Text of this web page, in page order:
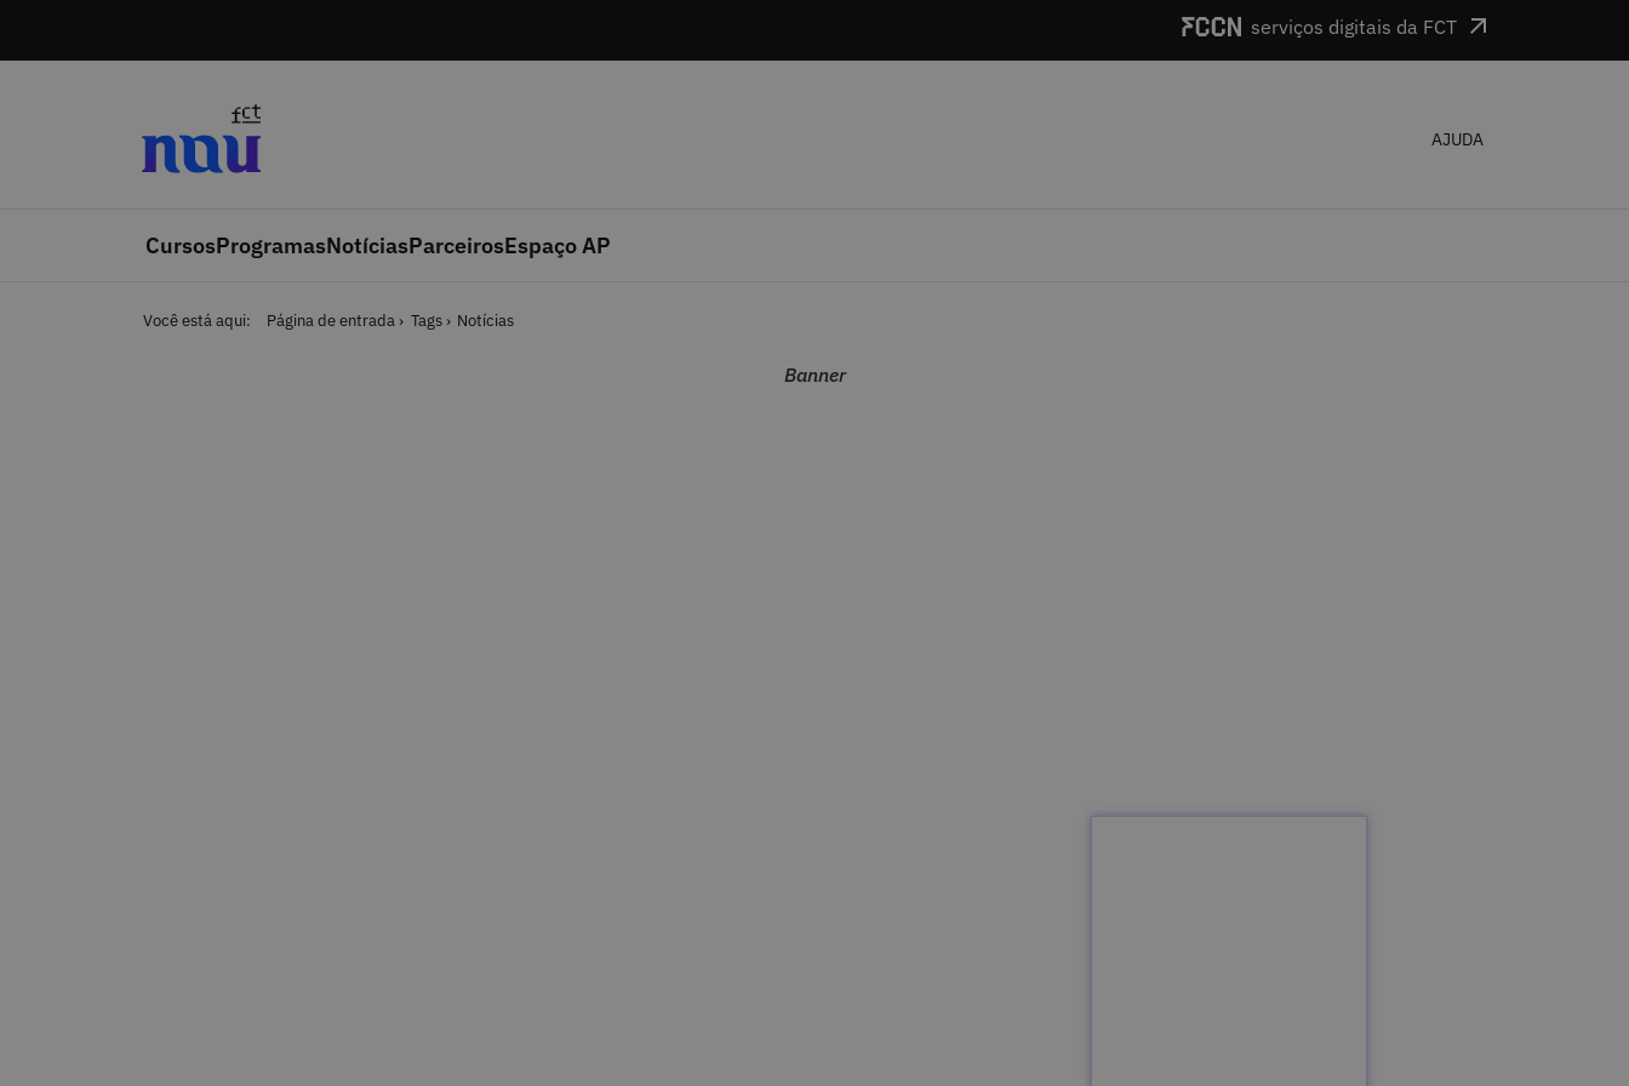
serviços digitais da FCT
AJUDA
CursosProgramasNotíciasParceirosEspaço AP
Você está aqui: Página de entrada Tags Notícias
Banner